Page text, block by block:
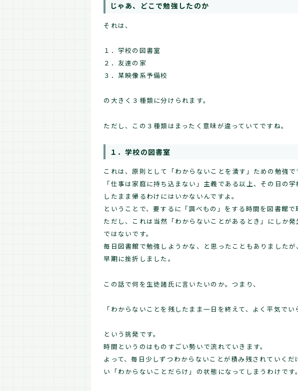
じゃあ、どこで勉強したのか
それは、
１．学校の図書室
２．友達の家
３．某映像系予備校
の大きく３種類に分けられます。
ただし、この３種類はまったく意味が違っていてですね。
１．学校の図書室
これは、原則として「わからないことを潰す」ための勉強で
「仕事は家庭に持ち込まない」主義である以上、その日の
したまま帰るわけにはいかないんですよ。
ということで、要するに「調べもの」をする時間を図書館で
ただし、これは当然「わからないことがあるとき」にしか
ではないです。
毎日図書館で勉強しようかな、と思ったこともありました
早期に挫折しました。
この話で何を生徒諸氏に言いたいのか。つまり、
「わからないことを残したまま一日を終えて、よく平気でい
という挑発です。
時間というのはものすごい勢いで流れていきます。
よって、毎日少しずつわからないことが積み残されていく
い「わからないことだらけ」の状態になってしまうわけです。